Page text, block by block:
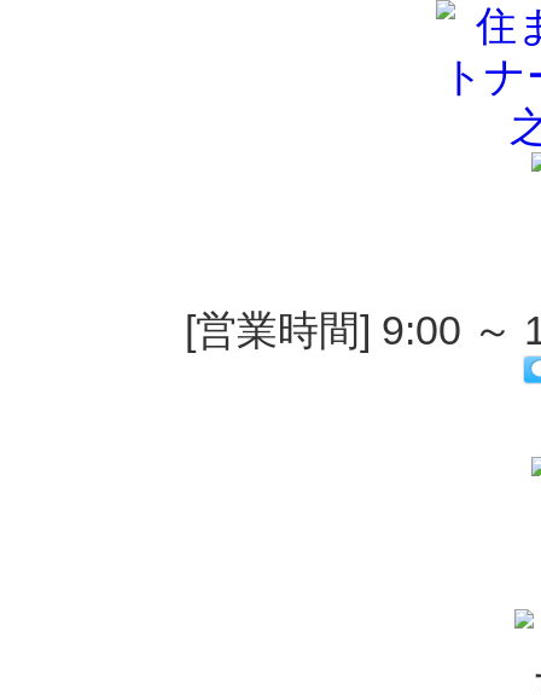
[営業時間] 9:00 ～